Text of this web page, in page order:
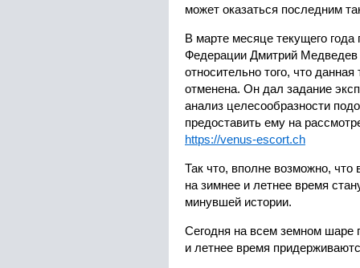
может оказаться последним
В марте месяце текущего года
Федерации Дмитрий Медведев
относительно того, что
отменена. Он дал задание
анализ целесообразности
предоставить ему на
https://venus-escort.ch
Так что, вполне возможно,
на зимнее и летнее время
минувшей истории.
Сегодня на всем земном шаре
и летнее время